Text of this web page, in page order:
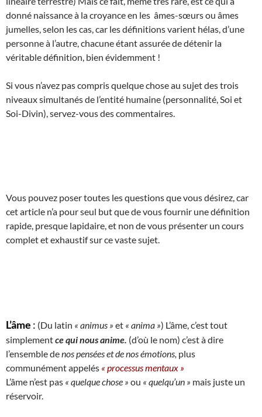
donné naissance à la croyance en les âmes-sœurs ou âmes
jumelles, selon les cas, car les définitions varient hélas, d’une
personne à l’autre, chacune étant assurée de détenir la
véritable définition, bien évidemment !
Si vous n’avez pas compris quelque chose au sujet des trois
niveaux simultanés de l’entité humaine (personnalité, Soi et
Soi-Divin), servez-vous des commentaires.
Vous pouvez poser toutes les questions que vous désirez, car
cet article n’a pour seul but que de vous fournir une définition
rapide, presque lapidaire, et non de vous présenter un cours
complet et exhaustif sur ce vaste sujet.
L’âme : (Du latin « animus » et « anima ») L’âme, c’est tout
simplementce qui nous anime. (d’où le nom) c’est à dire
l’ensemble denos pensées et de nos émotions, plus
communément appelés « processus mentaux »
L’âme n’est pas « quelque chose » ou « quelqu’un » mais juste un
réservoir.